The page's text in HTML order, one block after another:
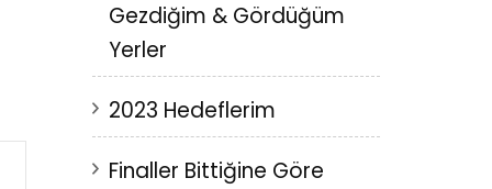
Gezdiğim & Gördüğüm
Yerler
2023 Hedeflerim
Finaller Bittiğine Göre